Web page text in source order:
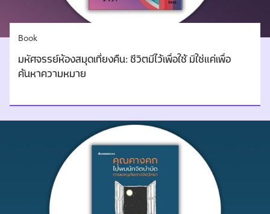
Book
มหัศจรรย์ห้องสมุดเที่ยงคืน: ชีวิตมีไว้เพื่อใช้ มิใช่แค่เพื่อ
ค้นหาความหมาย